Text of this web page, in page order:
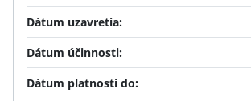
Dátum uzavretia:
Dátum účinnosti:
Dátum platnosti do: